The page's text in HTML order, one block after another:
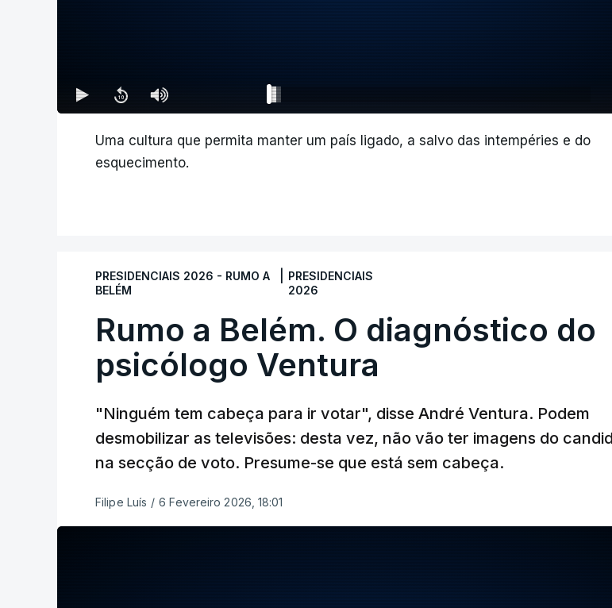
Uma cultura que permita manter um país ligado, a salvo das intempéries e do
esquecimento.
PRESIDENCIAIS 2026 - RUMO A
BELÉM
PRESIDENCIAIS
2026
Rumo a Belém. O diagnóstico do
psicólogo Ventura
"Ninguém tem cabeça para ir votar", disse André Ventura. Podem
desmobilizar as televisões: desta vez, não vão ter imagens do
na secção de voto. Presume-se que está sem cabeça.
Filipe Luís / 6 Fevereiro 2026, 18:01